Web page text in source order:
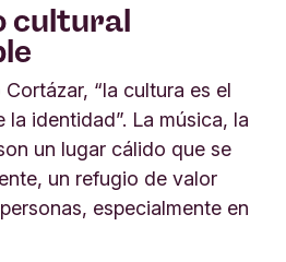
cultural
“la cultura es el
identidad”. La música, la
un lugar cálido que se
un refugio de valor
especialmente en